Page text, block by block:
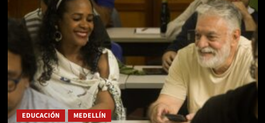
EDUCACIÓN MEDELLÍN